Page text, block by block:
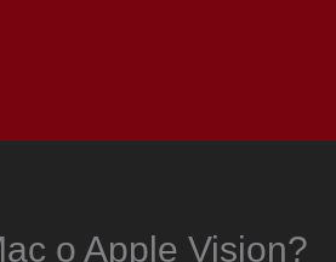
o Apple Vision?